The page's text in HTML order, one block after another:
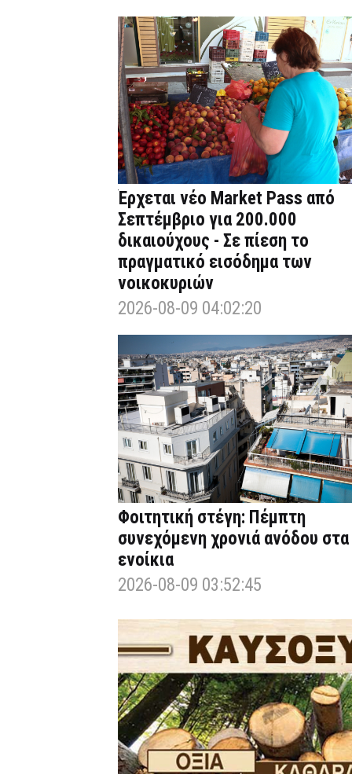
Έρχεται νέο Market Pass από
Σεπτέμβριο για 200.000
δικαιούχους - Σε πίεση το
πραγματικό εισόδημα των
νοικοκυριών
2026-08-09 04:02:20
Φοιτητική στέγη: Πέμπτη
συνεχόμενη χρονιά ανόδου στα
ενοίκια
2026-08-09 03:52:45